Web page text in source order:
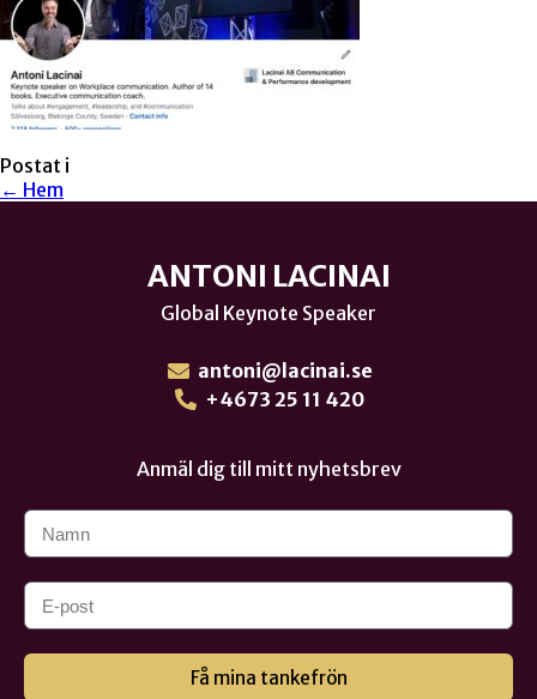
Postat i
← Hem
ANTONI LACINAI
Global Keynote Speaker
antoni@lacinai.se
+4673 25 11 420
Anmäl dig till mitt nyhetsbrev
Få mina tankefrön